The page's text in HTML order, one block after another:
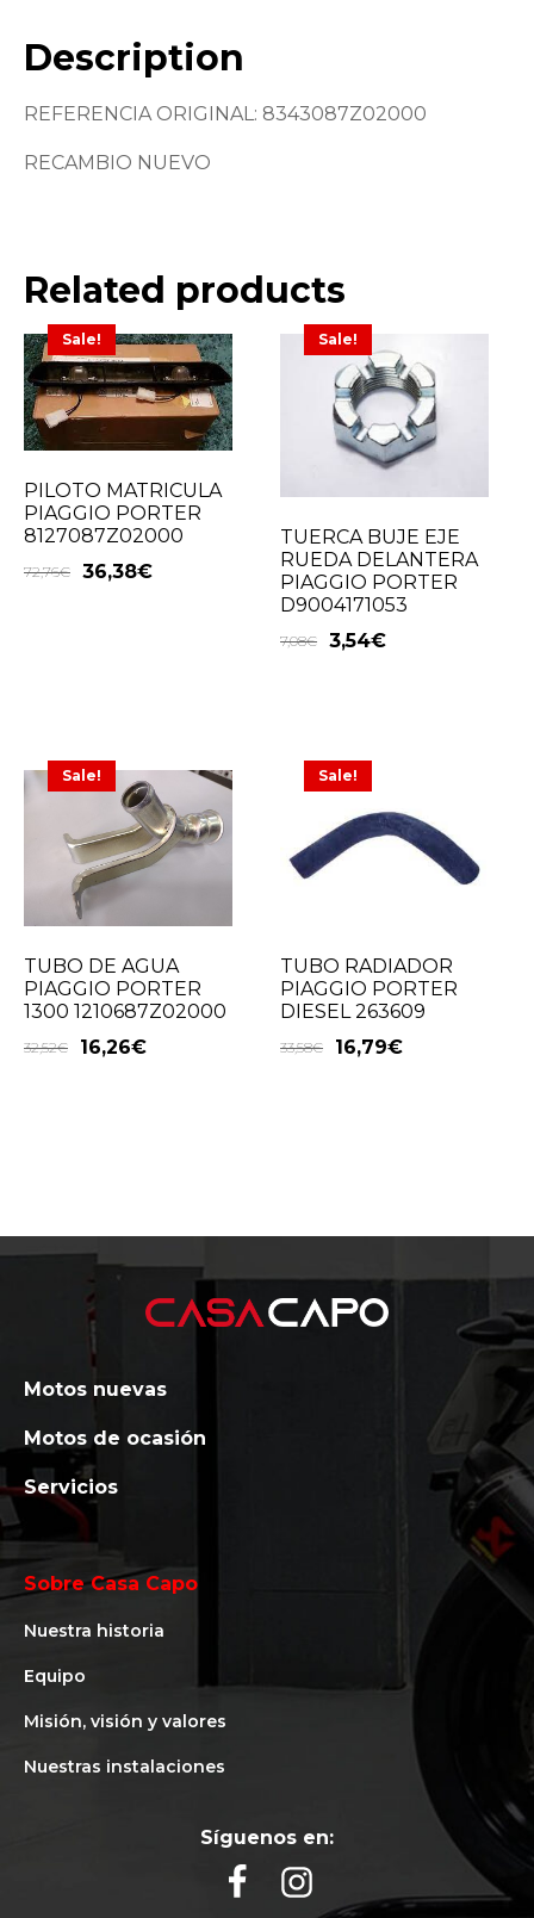
Description
REFERENCIA ORIGINAL: 8343087Z02000
RECAMBIO NUEVO
Related products
Sale!
PILOTO MATRICULA
PIAGGIO PORTER
8127087Z02000
72,76€ 36,38€
Sale!
TUERCA BUJE EJE
RUEDA DELANTERA
PIAGGIO PORTER
D9004171053
7,08€ 3,54€
Sale!
TUBO DE AGUA
PIAGGIO PORTER
1300 1210687Z02000
32,52€ 16,26€
Sale!
TUBO RADIADOR
PIAGGIO PORTER
DIESEL 263609
33,58€ 16,79€
Motos nuevas
Motos de ocasión
Servicios
Sobre Casa Capo
Nuestra historia
Equipo
Misión, visión y valores
Nuestras instalaciones
Síguenos en: